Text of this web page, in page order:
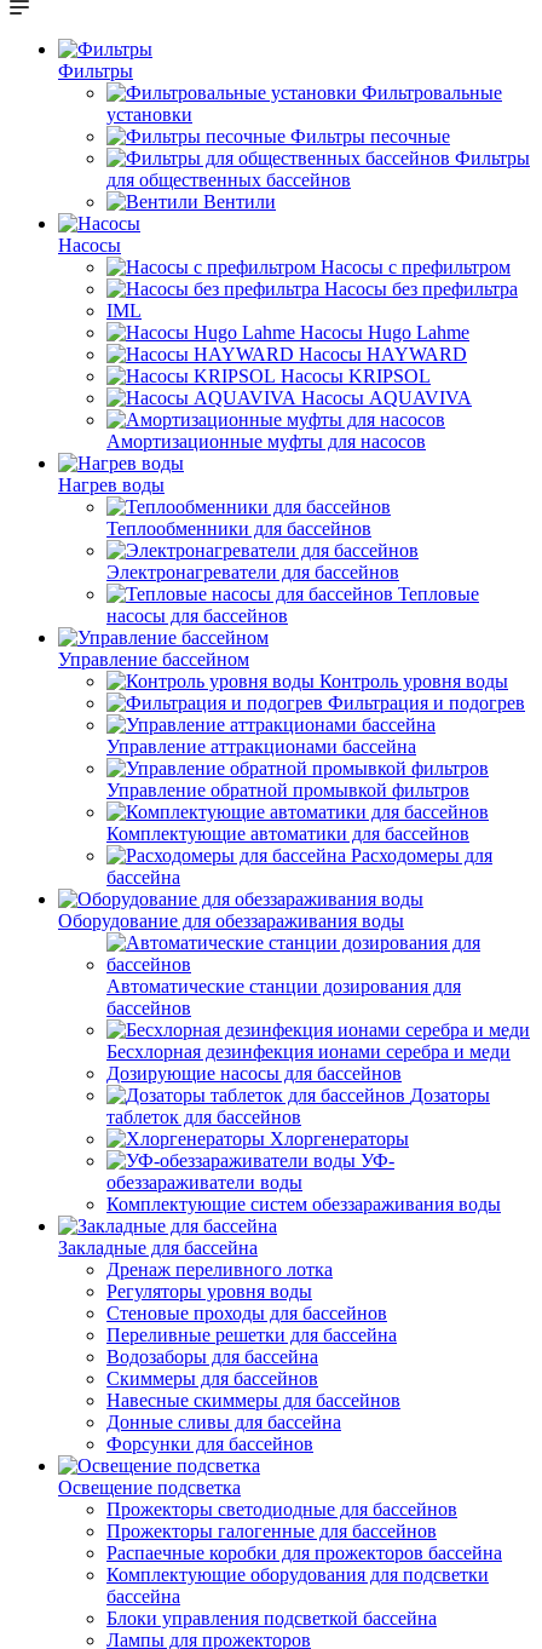
Фильтры
Фильтровальные
установки
Фильтры песочные
Фильтры
для общественных бассейнов
Вентили
Насосы
Насосы с префильтром
Насосы без префильтра
IML
Насосы Hugo Lahme
Насосы HAYWARD
Насосы KRIPSOL
Насосы AQUAVIVA
Амортизационные муфты для насосов
Нагрев воды
Теплообменники для бассейнов
Электронагреватели для бассейнов
Тепловые
насосы для бассейнов
Управление бассейном
Контроль уровня воды
Фильтрация и подогрев
Управление аттракционами бассейна
Управление обратной промывкой фильтров
Комплектующие автоматики для бассейнов
Расходомеры для
бассейна
Оборудование для обеззараживания воды
Автоматические станции дозирования для
бассейнов
Беcхлорная дезинфекция ионами серебра и меди
Дозирующие насосы для бассейнов
Дозаторы
таблеток для бассейнов
Хлоргенераторы
УФ-
обеззараживатели воды
Комплектующие систем обеззараживания воды
Закладные для бассейна
Дренаж переливного лотка
Регуляторы уровня воды
Стеновые проходы для бассейнов
Переливные решетки для бассейна
Водозаборы для бассейна
Скиммеры для бассейнов
Навесные скиммеры для бассейнов
Донные сливы для бассейна
Форсунки для бассейнов
Освещение подсветка
Прожекторы светодиодные для бассейнов
Прожекторы галогенные для бассейнов
Распаечные коробки для прожекторов бассейна
Комплектующие оборудования для подсветки
бассейна
Блоки управления подсветкой бассейна
Лампы для прожекторов